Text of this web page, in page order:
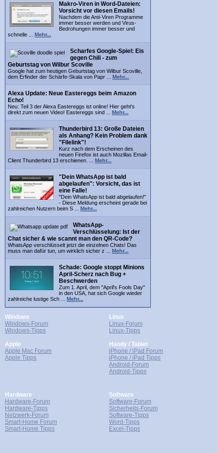
Makro-Viren in Word-Dateien:
Vorsicht vor diesen Emails!
Nachdem die Anti-Viren Programme
immer besser werden und Virus-
Bedrohungen immer besser und
schnelle ... Mehr...
Scharfes Google-Spiel: Eis
gegen Chili - zum
Geburtstag von Wilbur Scoville
Google hat zum heutigen Geburtstag von Wilbur Scoville,
dem Erfinder der Schärfe-Skala von Papr ... Mehr...
Alexa Update: Neue Eastereggs beim Amazon
Echo!
Neu: Teil 3 der Alexa Eastereggs ist online! Hier geht's
direkt zum neuen Video! Eastereggs sind ... Mehr...
Thunderbird 13: Große Dateien
als Anhang? Kein Problem dank
"Filelink"!
Kurz nach dem Erscheinen des
neuen Firefox ist auch Mozillas Email-
Client Thunderbird 13 erschienen. ... Mehr...
"Dein WhatsApp ist bald
abgelaufen": Vorsicht, das ist
eine Falle!
"Dein WhatsApp ist bald abgelaufen!"
- Diese Meldung erscheint gerade bei
zahlreichen Nutzern beim S ... Mehr...
WhatsApp-
Verschlüsselung: Ist der
Chat sicher & wie scannt man den QR-Code?
WhatsApp verschlüsselt jetzt die einzelnen Chats! Das
muss man dafür tun, um wirklich sicher z ... Mehr...
Schade: Google stoppt Minions
April-Scherz nach Bug +
Beschwerden
Zum 1. April, dem "April's Fools Day"
in den USA, hat sich Google wieder
zahlreiche lustige Sch ... Mehr...
Windows
Windows-Forum
Windows-Tipps
Apple
Apple Mac Forum
Apple Tipps
Linux
Linux-Forum
Linux-Tipps
Handy / Tablet
iPhone / iPad Forum
iPhone / iPad Tipps
Android-Forum
Android-Tipps
Hardware
Hardware-Forum
Hardware-Tipps
Netzwerk-Forum
Smart-Home Forum
Smart-Home Tipps
Software
Software-Forum
Sicherheits-Forum
Software-Tipps
Word-Tipps
Excel-Tipps